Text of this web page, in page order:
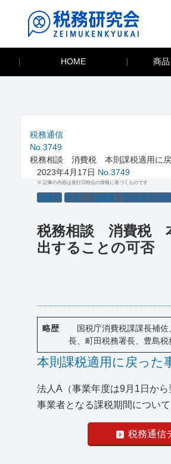
HOME 商
税務通信
No.3749
税務相談 消費税 本則課税適用に戻
2023年4月17日 No.3749
※ 記事の内容は発行日時点の情報に基づくものです
消費税 申告・明細書・各種届出関
税務相談 消費税 本
出することの可否
略歴
国税庁消費税課課長補佐
長、町田税務署長、豊島
本則課税適用に戻った
法人A（事業年度は9月1日か
事業者となる課税期間につい
税務通信